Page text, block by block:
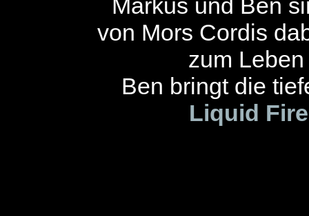
Markus und Ben
von Mors Cordis
zum
Ben bringt die
Liquid Fire